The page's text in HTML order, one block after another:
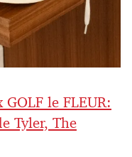
GOLF le FLEUR:
Tyler, The